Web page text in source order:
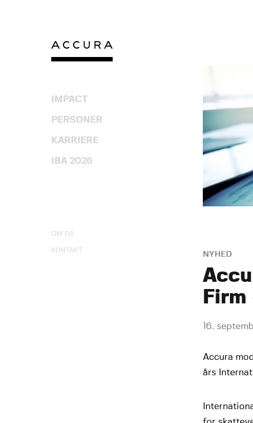
IMPACT
PERSONER
KARRIERE
IBA 2026
OM OS
KONTAKT
NYHED
16.
Accura
års